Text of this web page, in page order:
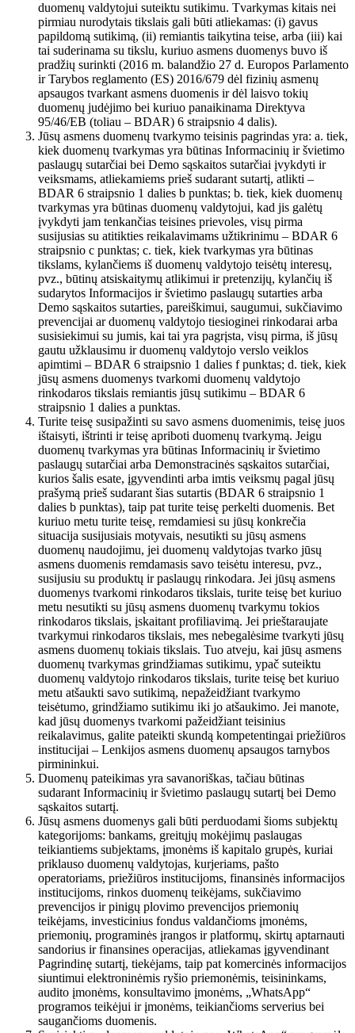
duomenų valdytojui suteiktu sutikimu. Tvarkymas kitais nei
pirmiau nurodytais tikslais gali būti atliekamas: (i) gavus
papildomą sutikimą, (ii) remiantis taikytina teise, arba (iii) kai
tai suderinama su tikslu, kuriuo asmens duomenys buvo iš
pradžių surinkti (2016 m. balandžio 27 d. Europos Parlamento
ir Tarybos reglamento (ES) 2016/679 dėl fizinių asmenų
apsaugos tvarkant asmens duomenis ir dėl laisvo tokių
duomenų judėjimo bei kuriuo panaikinama Direktyva
95/46/EB (toliau – BDAR) 6 straipsnio 4 dalis).
Jūsų asmens duomenų tvarkymo teisinis pagrindas yra: a. tiek,
kiek duomenų tvarkymas yra būtinas Informacinių ir švietimo
paslaugų sutarčiai bei Demo sąskaitos sutarčiai įvykdyti ir
veiksmams, atliekamiems prieš sudarant sutartį, atlikti –
BDAR 6 straipsnio 1 dalies b punktas; b. tiek, kiek duomenų
tvarkymas yra būtinas duomenų valdytojui, kad jis galėtų
įvykdyti jam tenkančias teisines prievoles, visų pirma
susijusias su atitikties reikalavimams užtikrinimu – BDAR 6
straipsnio c punktas; c. tiek, kiek tvarkymas yra būtinas
tikslams, kylančiems iš duomenų valdytojo teisėtų interesų,
pvz., būtinų atsiskaitymų atlikimui ir pretenzijų, kylančių iš
sudarytos Informacijos ir švietimo paslaugų sutarties arba
Demo sąskaitos sutarties, pareiškimui, saugumui, sukčiavimo
prevencijai ar duomenų valdytojo tiesioginei rinkodarai arba
susisiekimui su jumis, kai tai yra pagrįsta, visų pirma, iš jūsų
gautu užklausimu ir duomenų valdytojo verslo veiklos
apimtimi – BDAR 6 straipsnio 1 dalies f punktas; d. tiek, kiek
jūsų asmens duomenys tvarkomi duomenų valdytojo
rinkodaros tikslais remiantis jūsų sutikimu – BDAR 6
straipsnio 1 dalies a punktas.
Turite teisę susipažinti su savo asmens duomenimis, teisę juos
ištaisyti, ištrinti ir teisę apriboti duomenų tvarkymą. Jeigu
duomenų tvarkymas yra būtinas Informacinių ir švietimo
paslaugų sutarčiai arba Demonstracinės sąskaitos sutarčiai,
kurios šalis esate, įgyvendinti arba imtis veiksmų pagal jūsų
prašymą prieš sudarant šias sutartis (BDAR 6 straipsnio 1
dalies b punktas), taip pat turite teisę perkelti duomenis. Bet
kuriuo metu turite teisę, remdamiesi su jūsų konkrečia
situacija susijusiais motyvais, nesutikti su jūsų asmens
duomenų naudojimu, jei duomenų valdytojas tvarko jūsų
asmens duomenis remdamasis savo teisėtu interesu, pvz.,
susijusiu su produktų ir paslaugų rinkodara. Jei jūsų asmens
duomenys tvarkomi rinkodaros tikslais, turite teisę bet kuriuo
metu nesutikti su jūsų asmens duomenų tvarkymu tokios
rinkodaros tikslais, įskaitant profiliavimą. Jei prieštaraujate
tvarkymui rinkodaros tikslais, mes nebegalėsime tvarkyti jūsų
asmens duomenų tokiais tikslais. Tuo atveju, kai jūsų asmens
duomenų tvarkymas grindžiamas sutikimu, ypač suteiktu
duomenų valdytojo rinkodaros tikslais, turite teisę bet kuriuo
metu atšaukti savo sutikimą, nepažeidžiant tvarkymo
teisėtumo, grindžiamo sutikimu iki jo atšaukimo. Jei manote,
kad jūsų duomenys tvarkomi pažeidžiant teisinius
reikalavimus, galite pateikti skundą kompetentingai priežiūros
institucijai – Lenkijos asmens duomenų apsaugos tarnybos
pirmininkui.
Duomenų pateikimas yra savanoriškas, tačiau būtinas
sudarant Informacinių ir švietimo paslaugų sutartį bei Demo
sąskaitos sutartį.
Jūsų asmens duomenys gali būti perduodami šioms subjektų
kategorijoms: bankams, greitųjų mokėjimų paslaugas
teikiantiems subjektams, įmonėms iš kapitalo grupės, kuriai
priklauso duomenų valdytojas, kurjeriams, pašto
operatoriams, priežiūros institucijoms, finansinės informacijos
institucijoms, rinkos duomenų teikėjams, sukčiavimo
prevencijos ir pinigų plovimo prevencijos priemonių
teikėjams, investicinius fondus valdančioms įmonėms,
priemonių, programinės įrangos ir platformų, skirtų aptarnauti
sandorius ir finansines operacijas, atliekamas įgyvendinant
Pagrindinę sutartį, tiekėjams, taip pat komercinės informacijos
siuntimui elektroninėmis ryšio priemonėmis, teisininkams,
audito įmonėms, konsultavimo įmonėms, „WhatsApp“
programos teikėjui ir įmonėms, teikiančioms serverius bei
saugančioms duomenis.